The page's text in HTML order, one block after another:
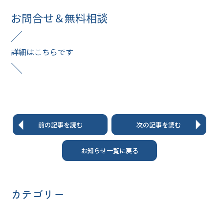
お問合せ＆無料相談
／
詳細はこちらです
＼
前の記事を読む
お知らせ一覧に戻る
次の記事を読む
カテゴリー